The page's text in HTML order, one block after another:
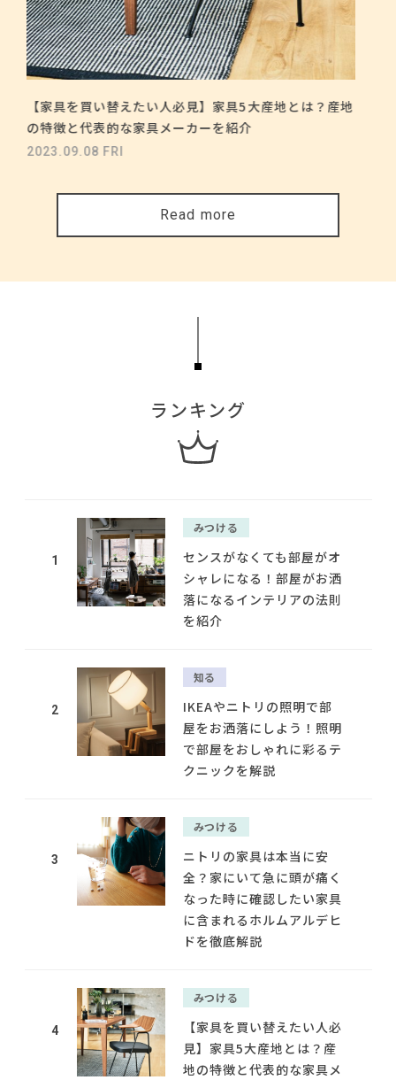
【家具を買い替えたい人必見】家具5大産地とは？産地
の特徴と代表的な家具メーカーを紹介
2023.09.08 FRI
Read more
ランキング
1
みつける
センスがなくても部屋がオ
シャレになる！部屋がお洒
落になるインテリアの法則
を紹介
2
知る
IKEAやニトリの照明で部
屋をお洒落にしよう！照明
で部屋をおしゃれに彩るテ
クニックを解説
3
みつける
ニトリの家具は本当に安
全？家にいて急に頭が痛く
なった時に確認したい家具
に含まれるホルムアルデヒ
ドを徹底解説
4
みつける
【家具を買い替えたい人必
見】家具5大産地とは？産
地の特徴と代表的な家具メ